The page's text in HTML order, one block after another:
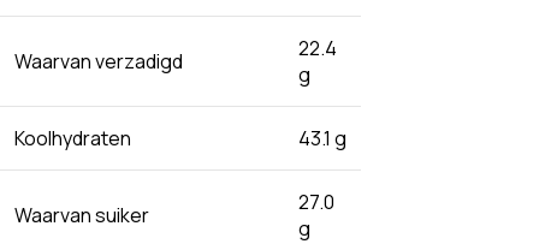
Waarvan verzadigd
22.4
g
Koolhydraten 43.1 g
Waarvan suiker
27.0
g